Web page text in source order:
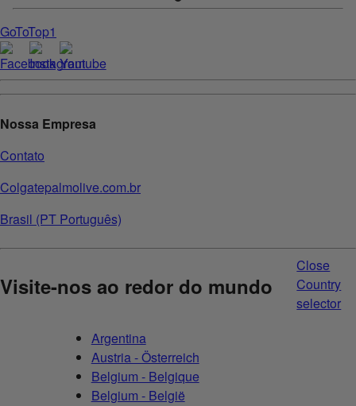
GoToTop1
Nossa Empresa
Contato
Colgatepalmolive.com.br
Brasil (PT Português)
Visite-nos ao redor do mundo
Close
Country
selector
Argentina
Austria - Österreich
Belgium - Belgique
Belgium - België